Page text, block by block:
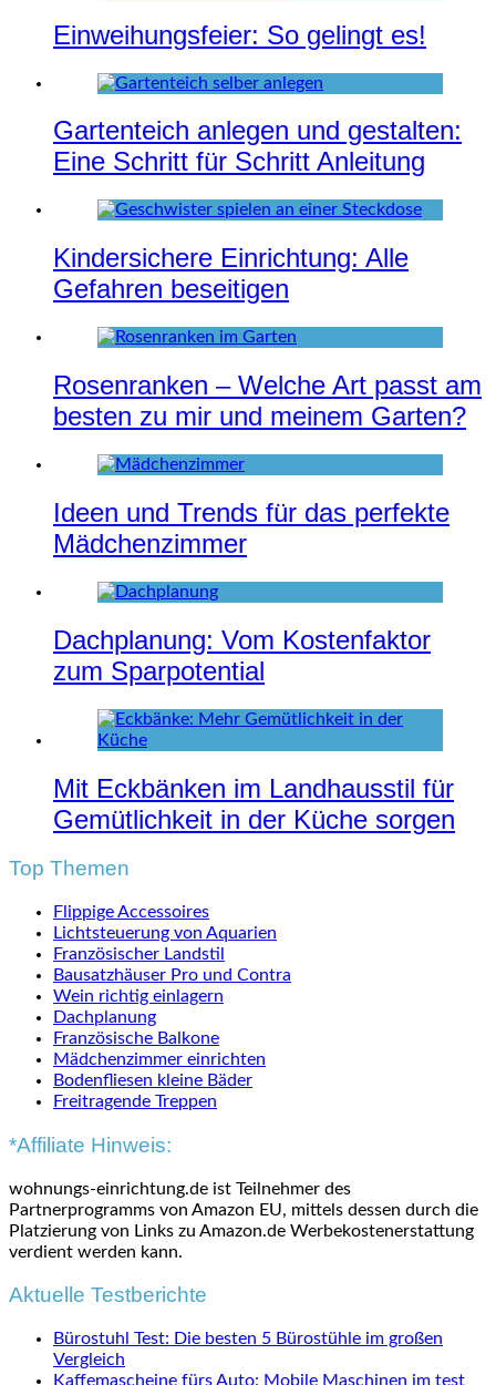
Einweihungsfeier: So gelingt es!
Gartenteich anlegen und gestalten:
Eine Schritt für Schritt Anleitung
Kindersichere Einrichtung: Alle
Gefahren beseitigen
Rosenranken – Welche Art passt am
besten zu mir und meinem Garten?
Ideen und Trends für das perfekte
Mädchenzimmer
Dachplanung: Vom Kostenfaktor
zum Sparpotential
Mit Eckbänken im Landhausstil für
Gemütlichkeit in der Küche sorgen
Top Themen
Flippige Accessoires
Lichtsteuerung von Aquarien
Französischer Landstil
Bausatzhäuser Pro und Contra
Wein richtig einlagern
Dachplanung
Französische Balkone
Mädchenzimmer einrichten
Bodenfliesen kleine Bäder
Freitragende Treppen
*Affiliate Hinweis:
wohnungs-einrichtung.de ist Teilnehmer des
Partnerprogramms von Amazon EU, mittels dessen durch die
Platzierung von Links zu Amazon.de Werbekostenerstattung
verdient werden kann.
Aktuelle Testberichte
Bürostuhl Test: Die besten 5 Bürostühle im großen
Vergleich
Kaffemascheine fürs Auto: Mobile Maschinen im test